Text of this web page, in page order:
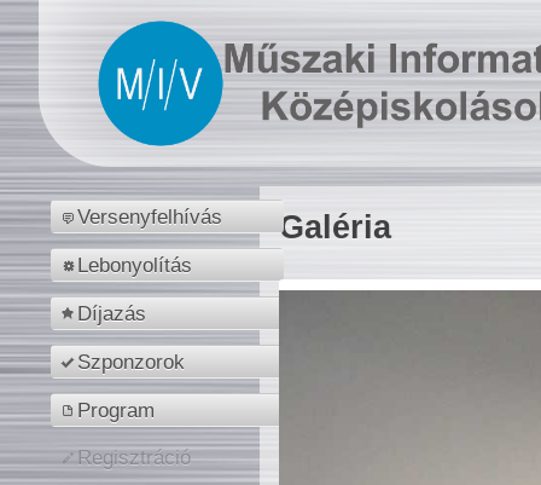
Versenyfelhívás
Lebonyolítás
Díjazás
Szponzorok
Program
Regisztráció
Galéria